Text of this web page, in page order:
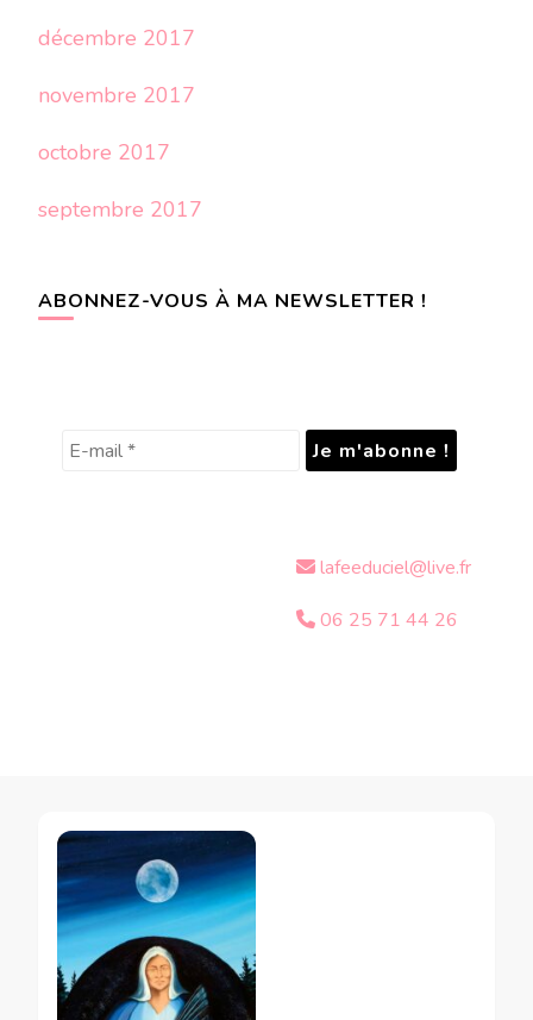
décembre 2017
novembre 2017
octobre 2017
septembre 2017
ABONNEZ-VOUS À MA NEWSLETTER !
lafeeduciel@live.fr
06 25 71 44 26